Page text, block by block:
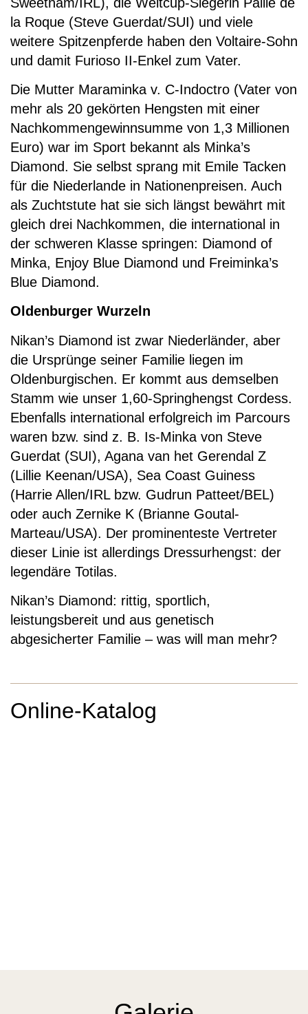
la Roque (Steve Guerdat/SUI) und viele
weitere Spitzenpferde haben den Voltaire-Sohn
und damit Furioso II-Enkel zum Vater.
Die Mutter Maraminka v. C-Indoctro (Vater von
mehr als 20 gekörten Hengsten mit einer
Nachkommengewinnsumme von 1,3 Millionen
Euro) war im Sport bekannt als Minka’s
Diamond. Sie selbst sprang mit Emile Tacken
für die Niederlande in Nationenpreisen. Auch
als Zuchtstute hat sie sich längst bewährt mit
gleich drei Nachkommen, die international in
der schweren Klasse springen: Diamond of
Minka, Enjoy Blue Diamond und Freiminka’s
Blue Diamond.
Oldenburger Wurzeln
Nikan’s Diamond ist zwar Niederländer, aber
die Ursprünge seiner Familie liegen im
Oldenburgischen. Er kommt aus demselben
Stamm wie unser 1,60-Springhengst Cordess.
Ebenfalls international erfolgreich im Parcours
waren bzw. sind z. B. Is-Minka von Steve
Guerdat (SUI), Agana van het Gerendal Z
(Lillie Keenan/USA), Sea Coast Guiness
(Harrie Allen/IRL bzw. Gudrun Patteet/BEL)
oder auch Zernike K (Brianne Goutal-
Marteau/USA). Der prominenteste Vertreter
dieser Linie ist allerdings Dressurhengst: der
legendäre Totilas.
Nikan’s Diamond: rittig, sportlich,
leistungsbereit und aus genetisch
abgesicherter Familie – was will man mehr?
Online-Katalog